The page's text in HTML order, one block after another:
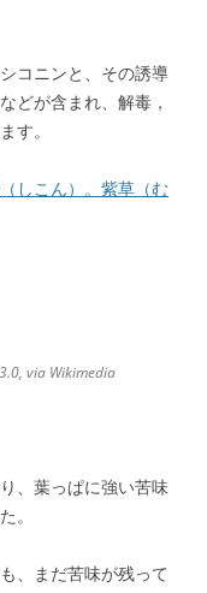
コニンと、その誘導
どが含まれ、解毒，
す。
しこん）。紫草（む
via Wikimedia
、葉っぱに強い苦味
。
、まだ苦味が残って